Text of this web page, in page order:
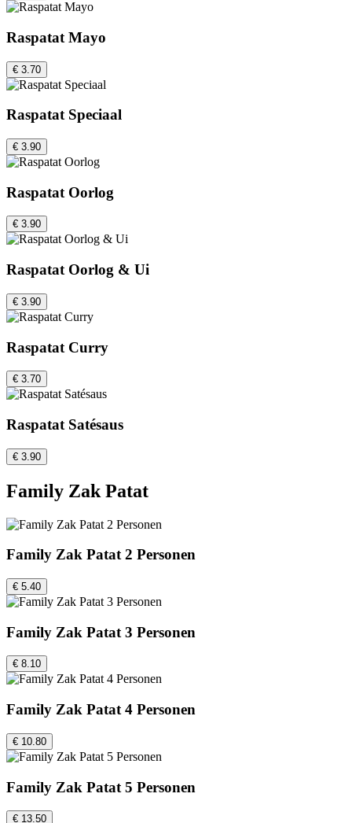
Raspatat Mayo
€ 3.70
Raspatat Speciaal
€ 3.90
Raspatat Oorlog
€ 3.90
Raspatat Oorlog & Ui
€ 3.90
Raspatat Curry
€ 3.70
Raspatat Satésaus
€ 3.90
Family Zak Patat
Family Zak Patat 2 Personen
€ 5.40
Family Zak Patat 3 Personen
€ 8.10
Family Zak Patat 4 Personen
€ 10.80
Family Zak Patat 5 Personen
€ 13.50